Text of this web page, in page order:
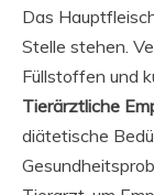
Das
Stelle stehen.
Füllstoffen und
Tierärztliche
diätetische